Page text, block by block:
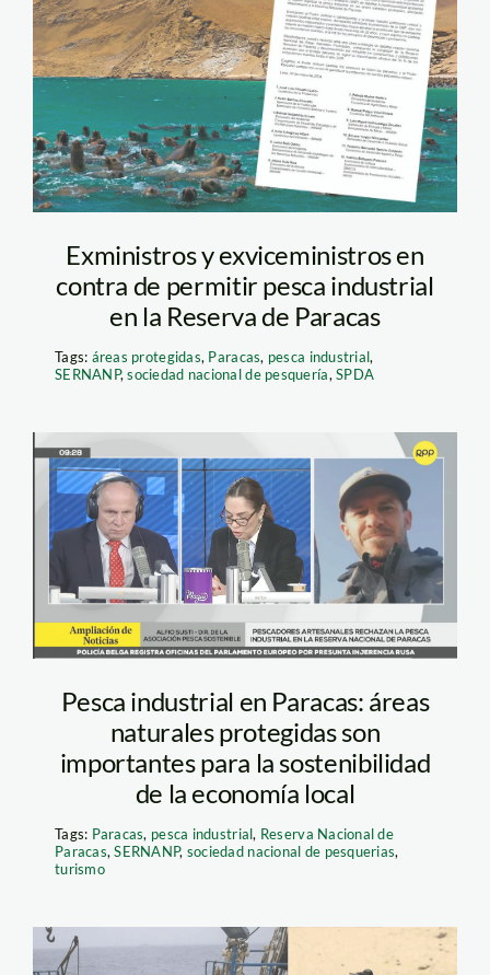
walter-wust
Exministros y exviceministros en
contra de permitir pesca industrial
en la Reserva de Paracas
Tags: áreas protegidas, Paracas, pesca industrial,
SERNANP,sociedad nacional de pesquería,SPDA
alfio-susti-paracas-
pesca
Pesca industrial en Paracas: áreas
naturales protegidas son
importantes para la sostenibilidad
de la economía local
Tags: Paracas, pesca industrial, Reserva Nacional de
Paracas,SERNANP, sociedad nacional de pesquerias,
turismo